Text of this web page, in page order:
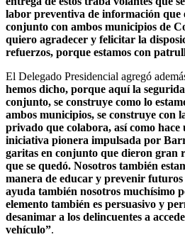
labor preventiva de información que
conjunto con ambos municipios de
quiero agradecer y felicitar la
refuerzos, porque estamos con
El Delegado Presidencial agregó
hemos dicho, porque aquí la
conjunto, se construye como lo
ambos municipios, se construye con
privado que colabora, así como
iniciativa pionera impulsada por
garitas en conjunto que dieron gran
que se quedó. Nosotros también
manera de educar y prevenir futuros
ayuda también nosotros muchísimo
elemento también es persuasivo y
desanimar a los delincuentes a
vehículo”.